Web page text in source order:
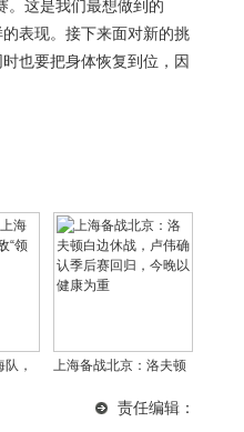
。这是我们最想做到的
表现。接下来面对新的挑
也要把身体恢复到位，因
，
上海备战北京：洛夫顿
后赛回归，今晚以健康
责任编辑：